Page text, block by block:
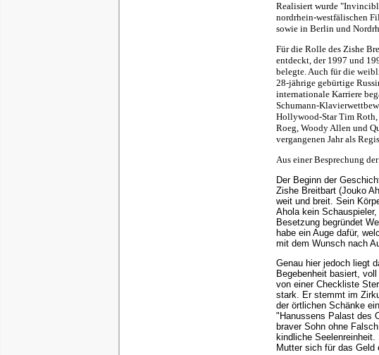
Realisiert wurde
nordrhein-westfälischen
sowie in Berlin und
Für die Rolle des Zishe
entdeckt, der 1997 und
belegte. Auch für die
28-jährige gebürtige
internationale Karriere
Schumann-
Hollywood-Star Tim Roth,
Roeg, Woody Allen und
vergangenen Jahr als
Aus einer Besprechung
Der Beginn der
Zishe Breitbart (Jouko
weit und breit. Sein
Ahola kein
Besetzung begründet
habe ein Auge dafür,
mit dem Wunsch nach
Genau hier jedoch liegt
Begebenheit basiert,
von einer Checkliste
stark. Er stemmt im
der örtlichen Schänke
"Hanussens Palast des
braver Sohn ohne
kindliche
Mutter sich für das Geld